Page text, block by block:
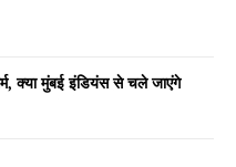
क्या मुंबई इंडियंस से चले जाएंगे